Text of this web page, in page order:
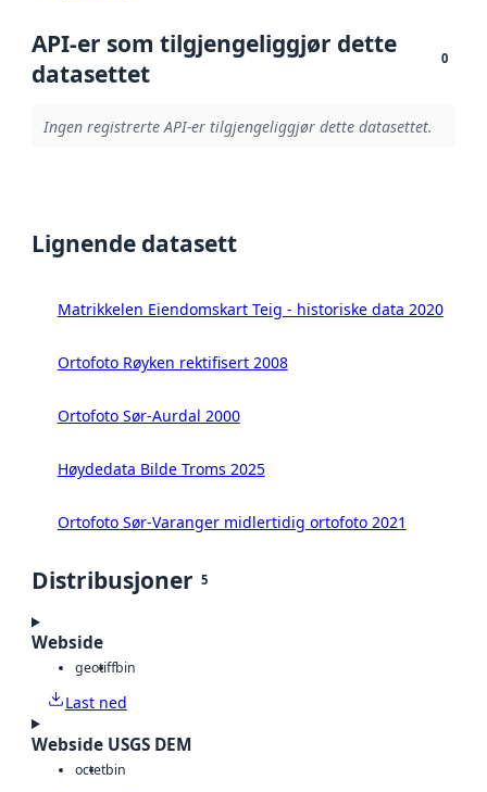
API-er som tilgjengeliggjør dette
datasettet
0
Ingen registrerte API-er tilgjengeliggjør dette datasettet.
Lignende datasett
Matrikkelen Eiendomskart Teig - historiske data 2020
Ortofoto Røyken rektifisert 2008
Ortofoto Sør-Aurdal 2000
Høydedata Bilde Troms 2025
Ortofoto Sør-Varanger midlertidig ortofoto 2021
Distribusjoner 5
Webside
geotiffbin
Last ned
Webside USGS DEM
octetbin